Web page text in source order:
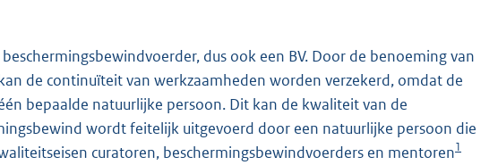
dus ook een BV. Door de benoeming van
de continuïteit van werkzaamheden worden verzekerd, omdat de
bepaalde natuurlijke persoon. Dit kan de kwaliteit van de
wordt feitelijk uitgevoerd door een natuurlijke persoon die
curatoren, beschermingsbewindvoerders en mentoren1